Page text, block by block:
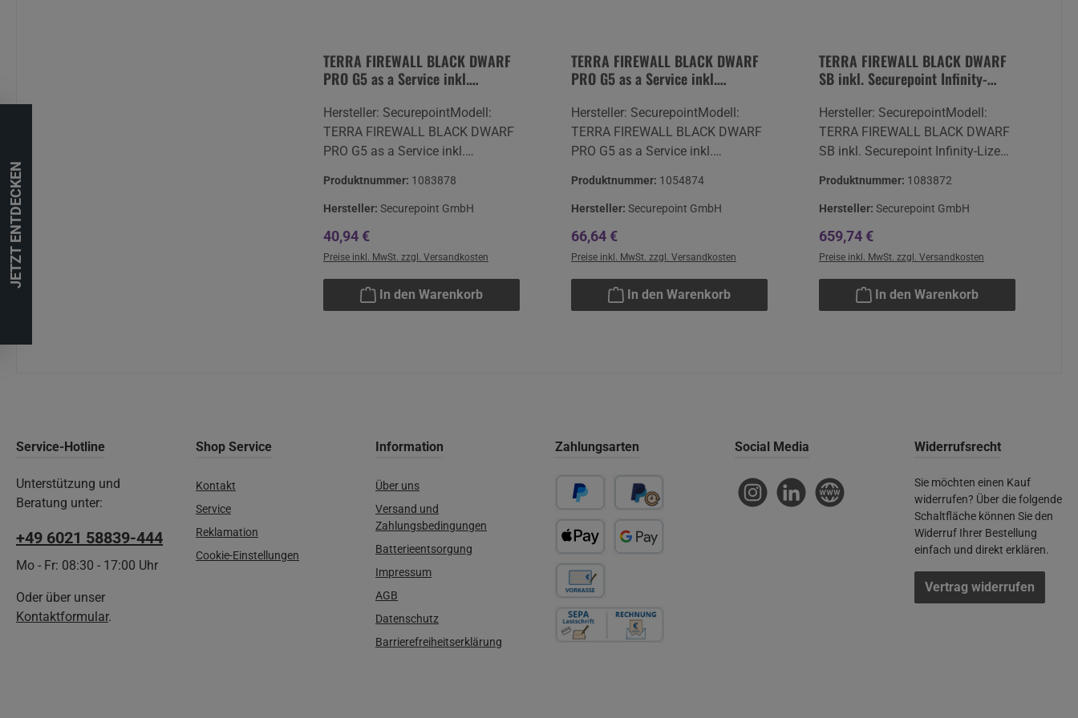
TERRA FIREWALL BLACK DWARF
PRO G5 as a Service inkl.
Hersteller: SecurepointModell:
TERRA FIREWALL BLACK DWARF
PRO G5 as a Service inkl.
monatlich / Preis pro
MonatQualität: NeuwareGarantie:
TERRA 24H VOS Laufzeit lt.
Lizenz Hersteller:Securepoint
GmbH Bleckeder Landstraße 28DE
Lüneburginfo@securepoint.de
Produktnummer: 1083878
Hersteller: Securepoint GmbH
Regulärer Preis:
40,94 €
Preise inkl. MwSt. zzgl. Versandkosten
In den Warenkorb
TERRA FIREWALL BLACK DWARF
PRO G5 as a Service inkl.
Hersteller: SecurepointModell:
TERRA FIREWALL BLACK DWARF
PRO G5 as a Service inkl.
monatlich / Preis pro
MonatQualität: NeuwareGarantie:
TERRA 24H VOS Laufzeit lt.
Lizenz Hersteller:Securepoint
GmbH Bleckeder Landstraße 28DE
Lüneburginfo@securepoint.de
Produktnummer: 1054874
Hersteller: Securepoint GmbH
Regulärer Preis:
66,64 €
Preise inkl. MwSt. zzgl. Versandkosten
In den Warenkorb
TERRA FIREWALL BLACK DWARF
SB inkl. Securepoint Infinity-
Hersteller: SecurepointModell:
TERRA FIREWALL BLACK DWARF
SB inkl. Securepoint Infinity-Lizenz
NeuwareGarantie: TERRA 24H
VOS Laufzeit lt. Lizenz
Hersteller:Securepoint GmbH
Bleckeder Landstraße 28DE 21337
Lüneburginfo@securepoint.de
Produktnummer: 1083872
Hersteller: Securepoint GmbH
Regulärer Preis:
659,74 €
Preise inkl. MwSt. zzgl. Versandkosten
In den Warenkorb
Service-Hotline
Unterstützung und
Beratung unter:
+49 6021 58839-444
Mo - Fr: 08:30 - 17:00 Uhr
Oder über unser
Kontaktformular.
Shop Service
Kontakt
Service
Reklamation
Cookie-Einstellungen
Information
Über uns
Versand und
Zahlungsbedingungen
Batterieentsorgung
Impressum
AGB
Datenschutz
Barrierefreiheitserklärung
Zahlungsarten Social Media
InstagramLinkedIn Website
Widerrufsrecht
Sie möchten einen Kauf
widerrufen? Über die folgende
Schaltfläche können Sie den
Widerruf Ihrer Bestellung
einfach und direkt erklären.
Vertrag widerrufen
JETZT ENTDECKEN